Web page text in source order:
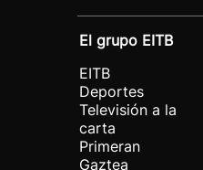
El grupo EITB
EITB
Deportes
Televisión a la
carta
Primeran
Gaztea